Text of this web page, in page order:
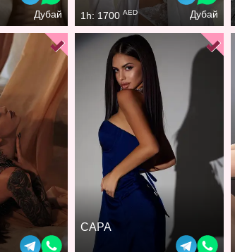
Дубай 1h: 1700AED Дубай
САРА